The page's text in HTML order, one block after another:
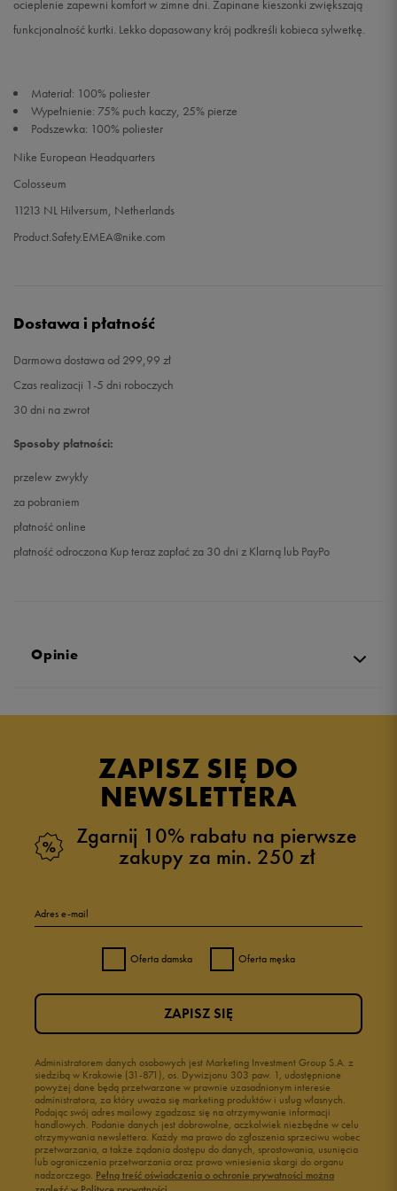
ocieplenie zapewni komfort w zimne dni. Zapinane kieszonki zwiększają
funkcjonalność kurtki. Lekko dopasowany krój podkreśli kobieca sylwetkę.
Materiał: 100% poliester
Wypełnienie: 75% puch kaczy, 25% pierze
Podszewka: 100% poliester
Nike European Headquarters
Colosseum
11213 NL Hilversum, Netherlands
Product.Safety.EMEA@nike.com
Dostawa i płatność
Darmowa dostawa od 299,99 zł
Czas realizacji 1-5 dni roboczych
30 dni na zwrot
Sposoby płatności:
przelew zwykły
za pobraniem
płatność online
płatność odroczona Kup teraz zapłać za 30 dni z Klarną lub PayPo
Opinie
ZAPISZ SIĘ DO
NEWSLETTERA
Zgarnij 10% rabatu na pierwsze
zakupy za min. 250 zł
Adres e-mail
Oferta damska Oferta męska
Administratorem danych osobowych jest Marketing Investment Group S.A. z
siedzibą w Krakowie (31-871), os. Dywizjonu 303 paw. 1, udostępnione
powyżej dane będą przetwarzane w prawnie uzasadnionym interesie
administratora, za który uważa się marketing produktów i usług własnych.
Podając swój adres mailowy zgadzasz się na otrzymywanie informacji
handlowych. Podanie danych jest dobrowolne, aczkolwiek niezbędne w celu
otrzymywania newslettera. Każdy ma prawo do zgłoszenia sprzeciwu wobec
przetwarzania, a także żądania dostępu do danych, sprostowania, usunięcia
lub ograniczenia przetwarzania oraz prawo wniesienia skargi do organu
nadzorczego. Pełną treść oświadczenia o ochronie prywatności można
ZAPISZ SIĘ